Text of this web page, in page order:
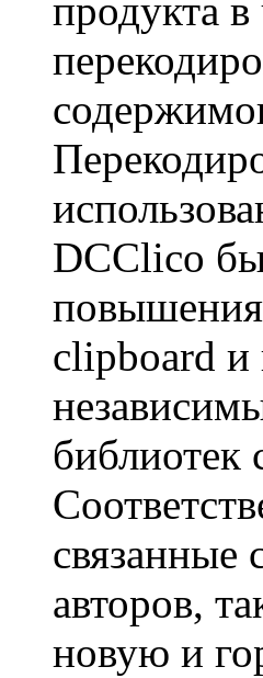
продукта
DCClico
clipboard и
связанные
авторов,
новую и